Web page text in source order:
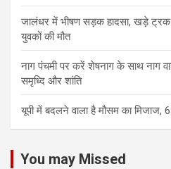
जालंधर में भीषण सड़क हादसा, खड़े ट्रक
युवकों की मौत
नाग पंचमी पर करें शेषनाग के साथ नाग
समृध्दि और शांति
यूपी में बदलने वाला है मौसम का मिजाज,
You may Missed